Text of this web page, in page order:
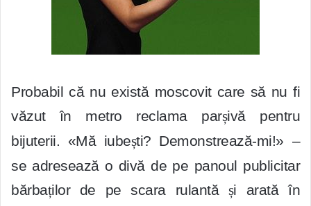
Probabil că nu există moscovit care să nu fi
văzut în metro reclama parșivă pentru
bijuterii. «Mă iubești? Demonstrează-mi!» –
se adresează o divă de pe panoul publicitar
bărbaților de pe scara rulantă și arată în